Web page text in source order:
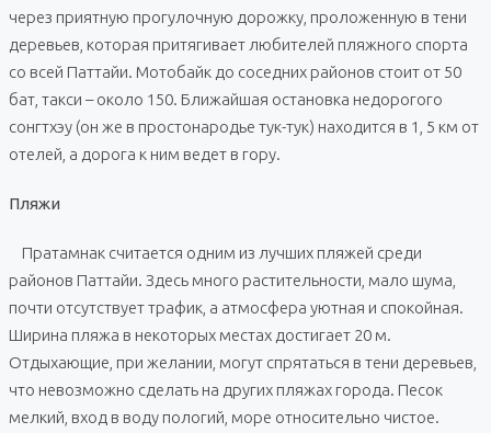
через приятную прогулочную дорожку, проложенную в тени
деревьев, которая притягивает любителей пляжного спорта
со всей Паттайи. Мотобайк до соседних районов стоит от 50
бат, такси – около 150. Ближайшая остановка недорогого
сонгтхэу (он же в простонародье тук-тук) находится в 1, 5 км от
отелей, а дорога к ним ведет в гору.
Пляжи
Пратамнак считается одним из лучших пляжей среди
районов Паттайи. Здесь много растительности, мало шума,
почти отсутствует трафик, а атмосфера уютная и спокойная.
Ширина пляжа в некоторых местах достигает 20 м.
Отдыхающие, при желании, могут спрятаться в тени деревьев,
что невозможно сделать на других пляжах города. Песок
мелкий, вход в воду пологий, море относительно чистое.